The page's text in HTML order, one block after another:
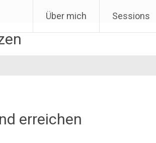
Über mich Sessions
erreichen